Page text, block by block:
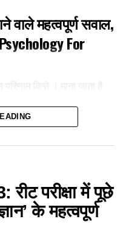
वाले महत्वपूर्ण सवाल,
For
परीक्षा में पूछे
के महत्वपूर्ण